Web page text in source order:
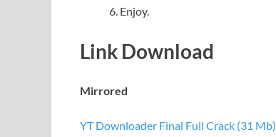
Enjoy.
Link Download
Mirrored
YT Downloader Final Full Crack (31 Mb)